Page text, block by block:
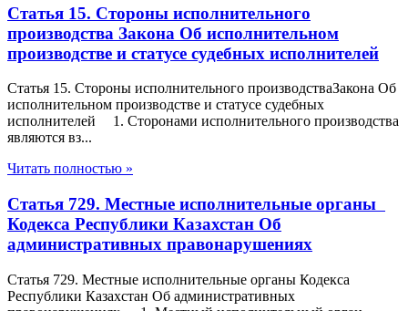
Статья 15. Стороны исполнительного
производства Закона Об исполнительном
производстве и статусе судебных исполнителей
Статья 15. Стороны исполнительного производстваЗакона Об
исполнительном производстве и статусе судебных
исполнителей 1. Сторонами исполнительного производства
являются вз...
Читать полностью »
Статья 729. Местные исполнительные органы
Кодекса Республики Казахстан Об
административных правонарушениях
Статья 729. Местные исполнительные органы Кодекса
Республики Казахстан Об административных